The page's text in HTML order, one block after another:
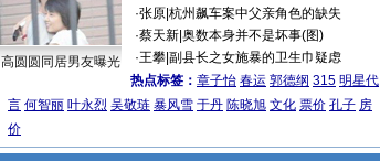
高圆圆同居男友曝光
·张原| 杭州飙车案中父亲角色的缺失
·蔡天新| 奥数本身并不是坏事(图)
·王攀| 副县长之女施暴的卫生巾疑虑
热点标签： 章子怡 春运 郭德纲 315 明星代
言 何智丽 叶永烈 吴敬琏 暴风雪 于丹 陈晓旭 文化 票价 孔子 房
价